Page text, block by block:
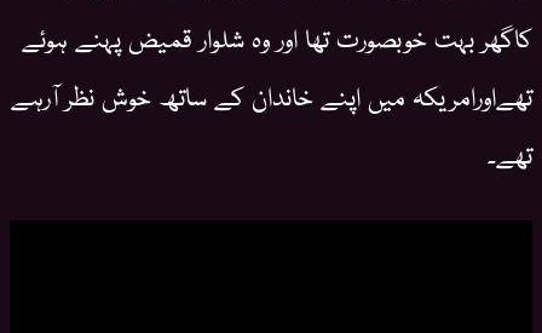
کاگھر بہت خوبصورت تھا اور وہ شلوار قمیض پہنے ہوئے
تھےاورامریکہ میں اپنے خاندان کے ساتھ خوش نظر آرہے
تھے۔